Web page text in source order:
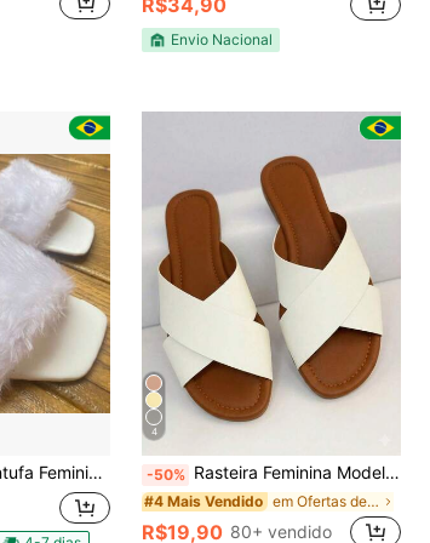
Envio Nacional
e Conforto em Cada Passo
4
-50% Rasteira Feminina Modelo Cruzado X Candy Colors
#4 Mais Vendido em Ofertas de novos produtos Sandálias Flat Femini
R$19,90 80+ vendido